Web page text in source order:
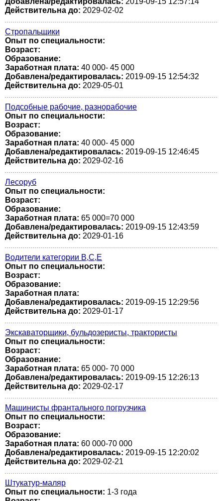
Действительна до: 2029-02-02
Стропальщики
Опыт по специальности:
Возраст:
Образование:
Заработная плата: 40 000- 45 000
Добавлена/редактировалась: 2019-09-15 12:54:32
Действительна до: 2029-05-01
Подсобные рабочие, разнорабочие
Опыт по специальности:
Возраст:
Образование:
Заработная плата: 40 000- 45 000
Добавлена/редактировалась: 2019-09-15 12:46:45
Действительна до: 2029-02-16
Лесоруб
Опыт по специальности:
Возраст:
Образование:
Заработная плата: 65 000=70 000
Добавлена/редактировалась: 2019-09-15 12:43:59
Действительна до: 2029-01-16
Водители категории В,С,Е
Опыт по специальности:
Возраст:
Образование:
Заработная плата:
Добавлена/редактировалась: 2019-09-15 12:29:56
Действительна до: 2029-01-17
Экскаваторщики, бульдозеристы, трактористы
Опыт по специальности:
Возраст:
Образование:
Заработная плата: 65 000- 70 000
Добавлена/редактировалась: 2019-09-15 12:26:13
Действительна до: 2029-02-17
Машинисты франтального погрузчика
Опыт по специальности:
Возраст:
Образование:
Заработная плата: 60 000-70 000
Добавлена/редактировалась: 2019-09-15 12:20:02
Действительна до: 2029-02-21
Штукатур-маляр
Опыт по специальности: 1-3 года